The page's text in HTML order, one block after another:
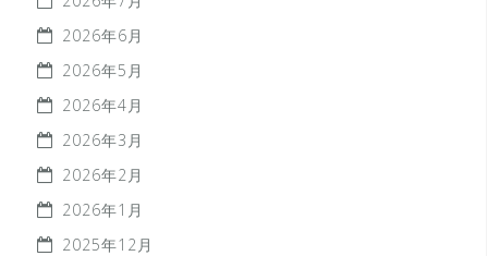
2026年6月
2026年5月
2026年4月
2026年3月
2026年2月
2026年1月
2025年12月